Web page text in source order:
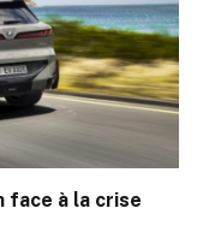
face à la crise